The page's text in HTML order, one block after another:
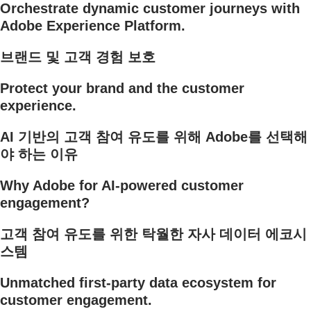
Orchestrate dynamic customer journeys with
Adobe Experience Platform.
브랜드 및 고객 경험 보호
Protect your brand and the customer
experience.
AI 기반의 고객 참여 유도를 위해 Adobe를 선택해
야 하는 이유
Why Adobe for AI-powered customer
engagement?
고객 참여 유도를 위한 탁월한 자사 데이터 에코시
스템
Unmatched first-party data ecosystem for
customer engagement.